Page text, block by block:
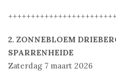
2. ZONNEBLOEM
SPARRENHEIDE
Zaterdag 7 maart 2026